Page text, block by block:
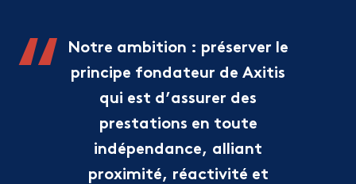
Notre ambition : préserver le
principe fondateur de Axitis
qui est d’assurer des
prestations en toute
indépendance, alliant
proximité, réactivité et